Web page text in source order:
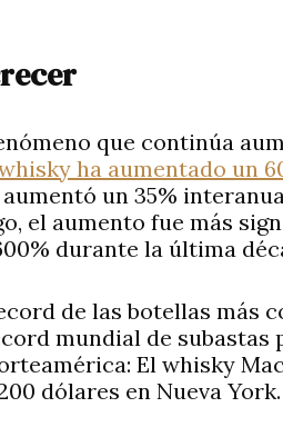
que continúa
ha aumentado un
un 35%
el aumento fue más
durante la última
de las botellas más
mundial de subastas
El whisky
dólares en Nueva York.